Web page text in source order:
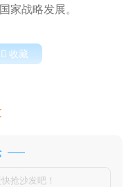
家战略发展。
 收藏
抢沙发吧！